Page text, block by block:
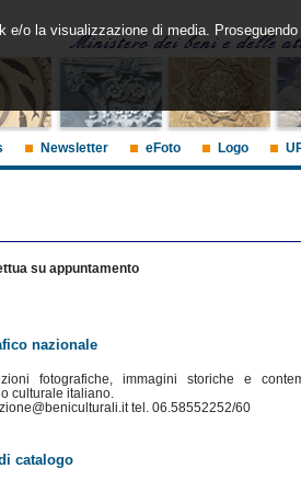
o la visualizzazione di media.
Newsletter eFoto Logo
su appuntamento
nazionale
fotografiche, immagini storiche e
culturale italiano.
tel. 06.58552252/60
catalogo